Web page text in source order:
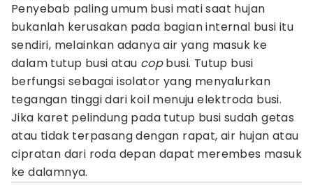
Penyebab paling umum busi mati saat hujan
bukanlah kerusakan pada bagian internal busi itu
sendiri, melainkan adanya air yang masuk ke
dalam tutup busi atau copbusi. Tutup busi
berfungsi sebagai isolator yang menyalurkan
tegangan tinggi dari koil menuju elektroda busi.
Jika karet pelindung pada tutup busi sudah getas
atau tidak terpasang dengan rapat, air hujan atau
cipratan dari roda depan dapat merembes masuk
ke dalamnya.